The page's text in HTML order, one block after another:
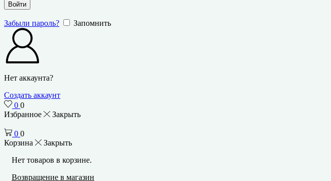
Войти
Забыли пароль? Запомнить
Нет аккаунта?
Создать аккаунт
0 0
Избранное
Закрыть
0 0
Корзина
Закрыть
Нет товаров в корзине.
Возвращение в магазин